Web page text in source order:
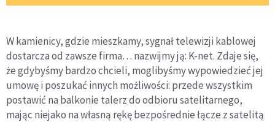
W kamienicy, gdzie mieszkamy, sygnał telewizji kablowej
dostarcza od zawsze firma… nazwijmy ją: K-net. Zdaje się,
że gdybyśmy bardzo chcieli, moglibyśmy wypowiedzieć jej
umowę i poszukać innych możliwości: przede wszystkim
postawić na balkonie talerz do odbioru satelitarnego,
mając niejako na własną rękę bezpośrednie łącze z satelitą